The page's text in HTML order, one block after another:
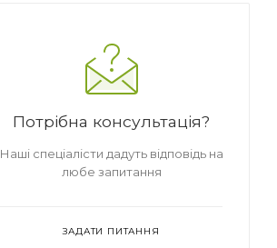
Потрібна консультація?
Наші спеціалісти дадуть відповідь на
любе запитання
ЗАДАТИ ПИТАННЯ